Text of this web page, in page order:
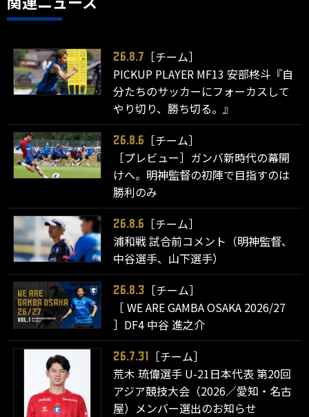
26.8.7
［チーム］
PICKUP PLAYER MF13 安部柊斗『自
分たちのサッカーにフォーカスして
やり切り、勝ち切る。』
26.8.6
［チーム］
［プレビュー］ガンバ新時代の幕開
けへ。明神監督の初陣で目指すのは
勝利のみ
26.8.6
［チーム］
浦和戦 試合前コメント（明神監督、
中谷選手、山下選手）
26.8.3
［チーム］
［ WE ARE GAMBA OSAKA 2026/27
］DF4 中谷 進之介
26.7.31
［チーム］
荒木 琉偉選手 U-21日本代表 第20回
アジア競技大会（2026／愛知・名古
屋）メンバー選出のお知らせ